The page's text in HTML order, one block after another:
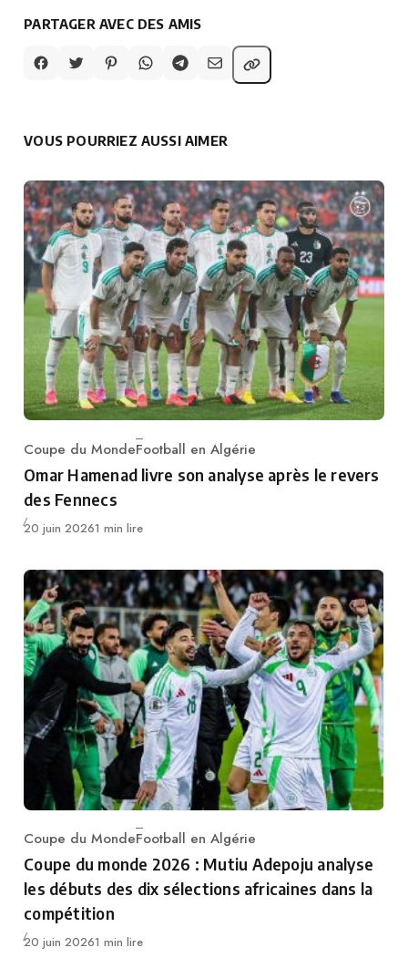
PARTAGER AVEC DES AMIS
VOUS POURRIEZ AUSSI AIMER
Category
Coupe du MondeFootball en Algérie
Omar Hamenad livre son analyse après le revers
des Fennecs
Publié
20 juin 20261 min lire
Category
Coupe du MondeFootball en Algérie
Coupe du monde 2026 : Mutiu Adepoju analyse
les débuts des dix sélections africaines dans la
compétition
Publié
20 juin 20261 min lire